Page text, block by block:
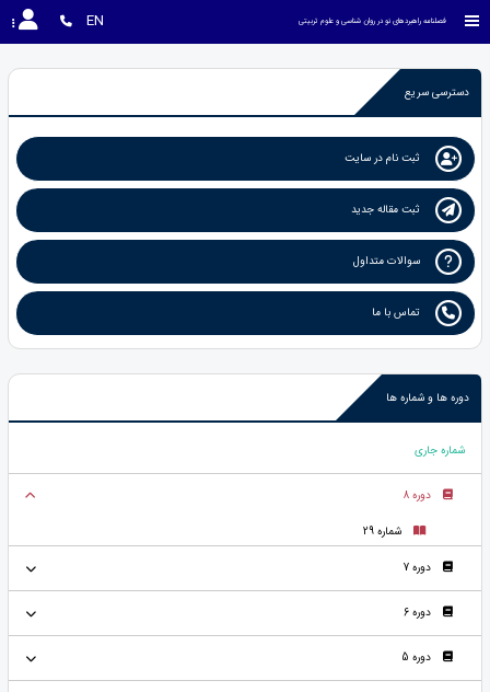
فصلنامه راهبردهای نو در روان شناسی و علوم تربیتی EN
دسترسی سریع
ثبت نام در سایت
ثبت مقاله جدید
سوالات متداول
تماس با ما
دوره ها و شماره ها
شماره جاری
دوره 8
شماره 29
دوره 7
دوره 6
دوره 5